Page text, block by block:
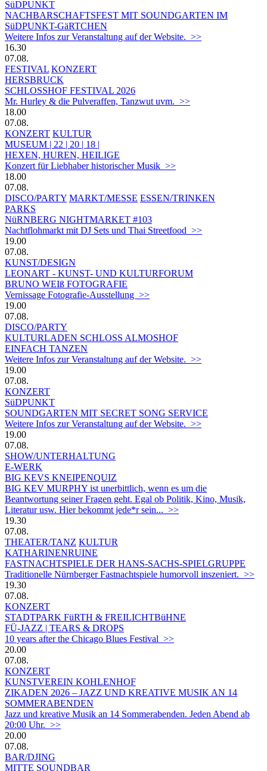
SüDPUNKT
NACHBARSCHAFTSFEST MIT SOUNDGARTEN IM
SüDPUNKT-GäRTCHEN
Weitere Infos zur Veranstaltung auf der Website. >>
16.30
07.08.
FESTIVAL KONZERT
HERSBRUCK
SCHLOSSHOF FESTIVAL 2026
Mr. Hurley & die Pulveraffen, Tanzwut uvm. >>
18.00
07.08.
KONZERT KULTUR
MUSEUM | 22 | 20 | 18 |
HEXEN, HUREN, HEILIGE
Konzert für Liebhaber historischer Musik >>
18.00
07.08.
DISCO/PARTY MARKT/MESSE ESSEN/TRINKEN
PARKS
NüRNBERG NIGHTMARKET #103
Nachtflohmarkt mit DJ Sets und Thai Streetfood >>
19.00
07.08.
KUNST/DESIGN
LEONART - KUNST- UND KULTURFORUM
BRUNO WEIß FOTOGRAFIE
Vernissage Fotografie-Ausstellung >>
19.00
07.08.
DISCO/PARTY
KULTURLADEN SCHLOSS ALMOSHOF
EINFACH TANZEN
Weitere Infos zur Veranstaltung auf der Website. >>
19.00
07.08.
KONZERT
SüDPUNKT
SOUNDGARTEN MIT SECRET SONG SERVICE
Weitere Infos zur Veranstaltung auf der Website. >>
19.00
07.08.
SHOW/UNTERHALTUNG
E-WERK
BIG KEVS KNEIPENQUIZ
BIG KEV MURPHY ist unerbittlich, wenn es um die
Beantwortung seiner Fragen geht. Egal ob Politik, Kino, Musik,
Literatur usw. Hier bekommt jede*r sein... >>
19.30
07.08.
THEATER/TANZ KULTUR
KATHARINENRUINE
FASTNACHTSPIELE DER HANS-SACHS-SPIELGRUPPE
Traditionelle Nürnberger Fastnachtspiele humorvoll inszeniert. >>
19.30
07.08.
KONZERT
STADTPARK FüRTH & FREILICHTBüHNE
FÜ-JAZZ | TEARS & DROPS
10 years after the Chicago Blues Festival >>
20.00
07.08.
KONZERT
KUNSTVEREIN KOHLENHOF
ZIKADEN 2026 – JAZZ UND KREATIVE MUSIK AN 14
SOMMERABENDEN
Jazz und kreative Musik an 14 Sommerabenden. Jeden Abend ab
20:00 Uhr. >>
20.00
07.08.
BAR/DJING
MITTE SOUNDBAR